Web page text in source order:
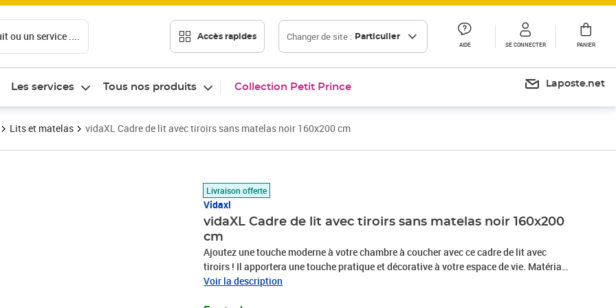
ou un service .... Accès rapides Changer de site : Particulier
AIDE SE CONNECTER PANIER
Les services Tous nos produits Collection Petit Prince Laposte.net
Lits et matelas vidaXL Cadre de lit avec tiroirs sans matelas noir 160x200 cm
Livraison offerte
Vidaxl
vidaXL Cadre de lit avec tiroirs sans matelas noir 160x200
cm
Ajoutez une touche moderne à votre chambre à coucher avec ce cadre de lit avec
tiroirs ! Il apportera une touche pratique et décorative à votre espace de vie. Matériau
durable : le cadre de lit est fabriquée en bois d'ingénierie. Le bois d'ingénierie est d'une
Voir la description
Prix 193,55€